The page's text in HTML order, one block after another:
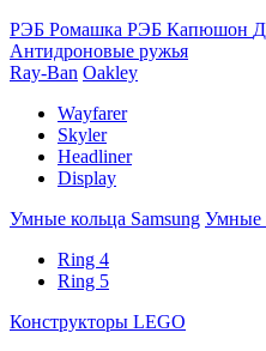
РЭБ Ромашка РЭБ Капюшон
Антидроновые ружья
Ray-Ban Oakley
Wayfarer
Skyler
Headliner
Display
Умные кольца Samsung Умные
Ring 4
Ring 5
Конструкторы LEGO